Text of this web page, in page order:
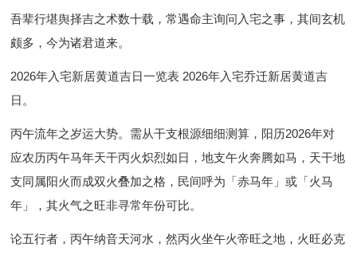
吾辈行堪舆择吉之术数十载，常遇命主询问入宅之事，其间玄机
颇多，今为诸君道来。
2026年入宅新居黄道吉日一览表 2026年入宅乔迁新居黄道吉
日 。
丙午流年之岁运大势。需从干支根源细细测算，阳历2026年对
应农历丙午马年天干丙火炽烈如日，地支午火奔腾如马，天干地
支同属阳火而成双火叠加之格，民间呼为「赤马年」或「火马
年」，其火气之旺非寻常年份可比。
论五行者，丙午纳音天河水，然丙火坐午火帝旺之地，火旺必克